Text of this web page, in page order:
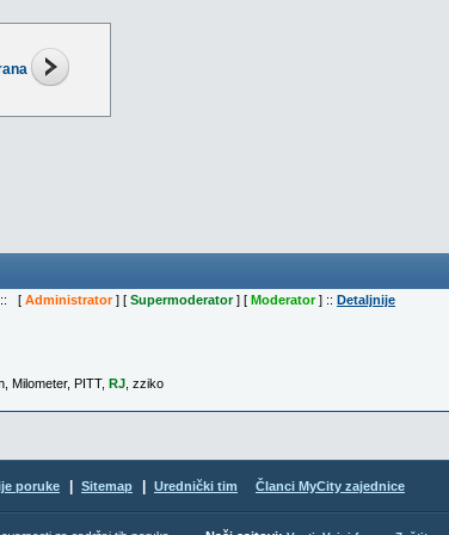
:: [ Administrator] [ Supermoderator] [ Moderator] :: Detaljnije
Milometer, PITT, RJ zziko
poruke Sitemap Urednički tim Članci MyCity zajednice